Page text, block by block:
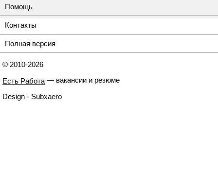
Помощь
Контакты
Полная версия
© 2010-2026
Есть Работа — вакансии и резюме
Design - Subxaero